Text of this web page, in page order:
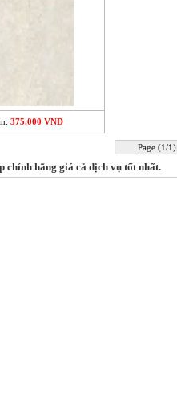
375.000 VND
Page (1/1)
chính hãng giá cả dịch vụ tốt nhất.